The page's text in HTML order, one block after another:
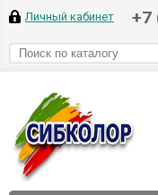
Личный кабинет +7